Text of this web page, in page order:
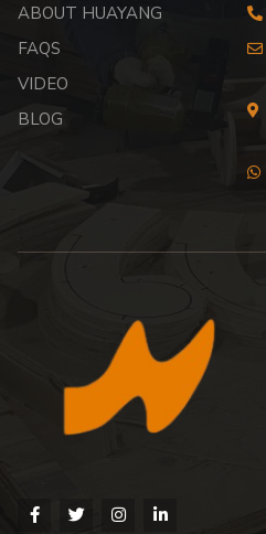
ABOUT HUAYANG
FAQS
VIDEO
BLOG